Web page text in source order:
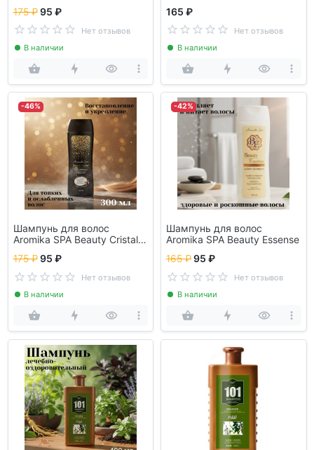
175 ₽ 95 ₽
Нет отзывов
В наличии
165 ₽
Нет отзывов
В наличии
-46%
Шампунь для волос
Aromika SPA Beauty Cristal
175 ₽ 95 ₽
Нет отзывов
В наличии
-42%
Шампунь для волос
Aromika SPA Beauty Essense
165 ₽95 ₽
Нет отзывов
В наличии